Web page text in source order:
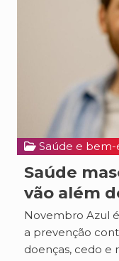
Saúde e bem-
Saúde
vão além
Novembro Azul
a prevenção
doenças, cedo e